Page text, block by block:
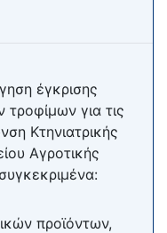
έγκρισης
για τις
Κτηνιατρικής
Αγροτικής
προϊόντων,